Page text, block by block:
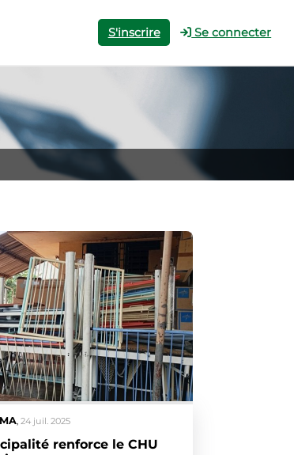
S'inscrire Se connecter
, 24 juil. 2025
renforce le CHU